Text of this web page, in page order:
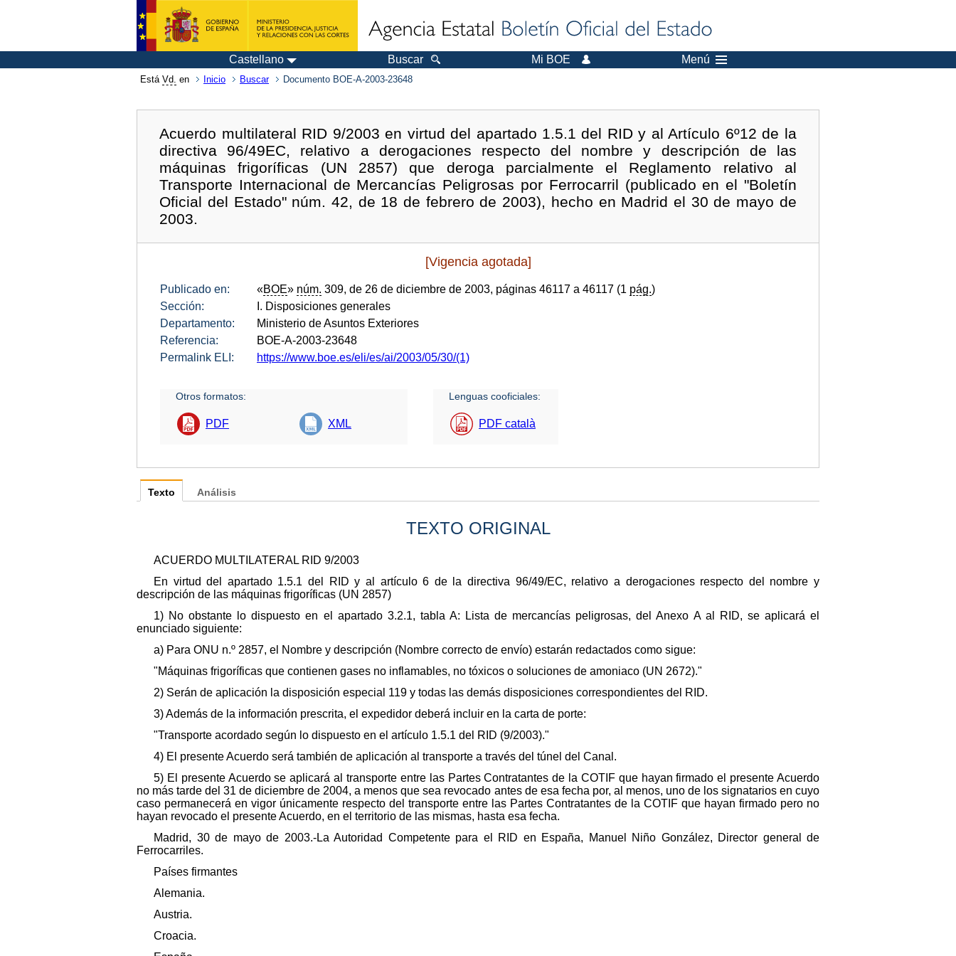
Castellano Buscar Mi BOE Menú
Está Vd. en Inicio Buscar Documento BOE-A-2003-23648
Acuerdo multilateral RID 9/2003 en virtud del apartado 1.5.1 del RID y al Artículo 6º12 de la
directiva 96/49EC, relativo a derogaciones respecto del nombre y descripción de las
máquinas frigoríficas (UN 2857) que deroga parcialmente el Reglamento relativo al
Transporte Internacional de Mercancías Peligrosas por Ferrocarril (publicado en el "Boletín
Oficial del Estado" núm. 42, de 18 de febrero de 2003), hecho en Madrid el 30 de mayo de
2003.
[Vigencia agotada]
Publicado en: «BOE» núm. 309, de 26 de diciembre de 2003, páginas 46117 a 46117 (1 pág.)
Sección:
I. Disposiciones generales
Departamento:
Ministerio de Asuntos Exteriores
Referencia:
BOE-A-2003-23648
Permalink ELI:
https://www.boe.es/eli/es/ai/2003/05/30/(1)
Otros formatos:
PDF XML
Lenguas cooficiales:
PDF català
Texto
TEXTO ORIGINAL
ACUERDO MULTILATERAL RID 9/2003
En virtud del apartado 1.5.1 del RID y al artículo 6 de la directiva 96/49/EC, relativo a derogaciones respecto del nombre y
descripción de las máquinas frigoríficas (UN 2857)
1) No obstante lo dispuesto en el apartado 3.2.1, tabla A: Lista de mercancías peligrosas, del Anexo A al RID, se aplicará el
enunciado siguiente:
a) Para ONU n.º 2857, el Nombre y descripción (Nombre correcto de envío) estarán redactados como sigue:
"Máquinas frigoríficas que contienen gases no inflamables, no tóxicos o soluciones de amoniaco (UN 2672)."
2) Serán de aplicación la disposición especial 119 y todas las demás disposiciones correspondientes del RID.
3) Además de la información prescrita, el expedidor deberá incluir en la carta de porte:
"Transporte acordado según lo dispuesto en el artículo 1.5.1 del RID (9/2003)."
4) El presente Acuerdo será también de aplicación al transporte a través del túnel del Canal.
5) El presente Acuerdo se aplicará al transporte entre las Partes Contratantes de la COTIF que hayan firmado el presente Acuerdo
no más tarde del 31 de diciembre de 2004, a menos que sea revocado antes de esa fecha por, al menos, uno de los signatarios en cuyo
caso permanecerá en vigor únicamente respecto del transporte entre las Partes Contratantes de la COTIF que hayan firmado pero no
hayan revocado el presente Acuerdo, en el territorio de las mismas, hasta esa fecha.
Madrid, 30 de mayo de 2003.-La Autoridad Competente para el RID en España, Manuel Niño González, Director general de
Ferrocarriles.
Países firmantes
Alemania.
Austria.
Croacia.
Análisis